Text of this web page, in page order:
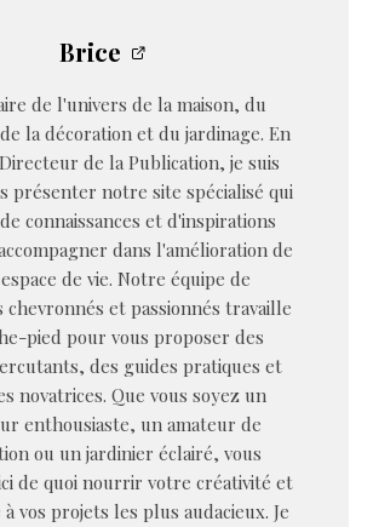
Brice
de l'univers de la maison, du
la décoration et du jardinage. En
de la Publication, je suis
présenter notre site spécialisé qui
connaissances et d'inspirations
dans l'amélioration de
de vie. Notre équipe de
et passionnés travaille
pied pour vous proposer des
des guides pratiques et
novatrices. Que vous soyez un
enthousiaste, un amateur de
ou un jardinier éclairé, vous
de quoi nourrir votre créativité et
vos projets les plus audacieux. Je